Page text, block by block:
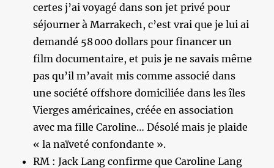
certes j’ai voyagé dans son jet privé pour
séjourner à Marrakech, c’est vrai que je lui ai
demandé 58 000 dollars pour financer un
film documentaire, et puis je ne savais même
pas qu’il m’avait mis comme associé dans
une société offshore domiciliée dans les îles
Vierges américaines, créée en association
avec ma fille Caroline… Désolé mais je plaide
« la naïveté confondante ».
RM : Jack Lang confirme que Caroline Lang